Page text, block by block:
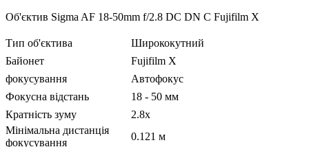
Об'єктив Sigma AF 18-50mm f/2.8 DC DN C Fujifilm X
Тип об'єктива
Ширококутний
Байонет
Fujifilm X
фокусування
Автофокус
Фокусна відстань
18 - 50 мм
Кратність зуму
2.8x
Мінімальна дистанція
фокусування
0.121 м